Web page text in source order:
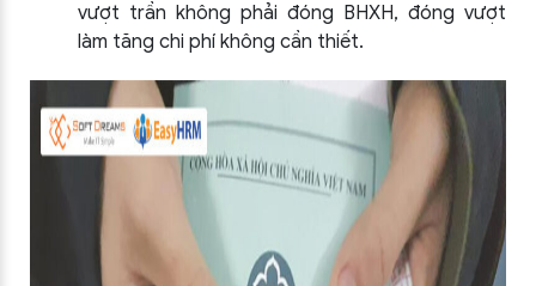
vượt trần không phải đóng BHXH, đóng vượt
làm tăng chi phí không cần thiết.